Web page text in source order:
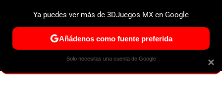
ESPECIALES PS5 NINTENDO SWITCH 2 XBOX
×
Ya puedes ver más de 3DJuegos MX en Google
Añádenos como fuente preferida
Solo necesitas una cuenta de Google